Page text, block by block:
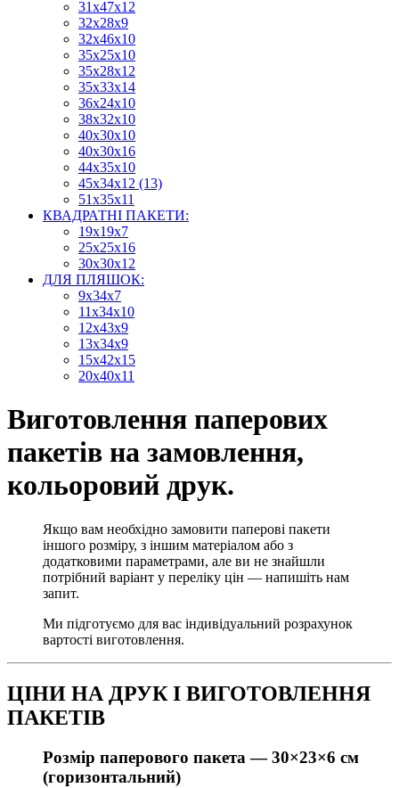
31х47х12
32х28х9
32х46х10
35х25х10
35х28х12
35х33х14
36х24х10
38х32х10
40х30х10
40х30х16
44х35х10
45х34х12 (13)
51х35х11
КВАДРАТНІ ПАКЕТИ:
19х19х7
25х25х16
30х30х12
ДЛЯ ПЛЯШОК:
9х34х7
11х34х10
12х43х9
13х34х9
15х42х15
20х40х11
Виготовлення паперових
пакетів на замовлення,
кольоровий друк.
Якщо вам необхідно замовити паперові пакети
іншого розміру, з іншим матеріалом або з
додатковими параметрами, але ви не знайшли
потрібний варіант у переліку цін — напишіть нам
запит.
Ми підготуємо для вас індивідуальний розрахунок
вартості виготовлення.
ЦІНИ НА ДРУК І ВИГОТОВЛЕННЯ
ПАКЕТІВ
Розмір паперового пакета —30×23×6 см
(горизонтальний)